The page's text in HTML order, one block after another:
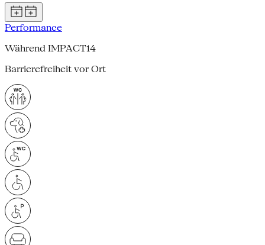
Performance
Während IMPACT14
Barrierefreiheit vor Ort